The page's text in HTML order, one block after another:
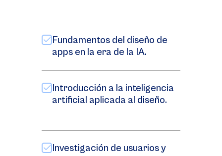
Fundamentos del diseño de
apps en la era de la IA.
Introducción a la inteligencia
artificial aplicada al diseño.
Investigación de usuarios y